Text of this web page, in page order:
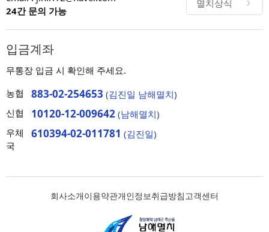
24간 문의 가능
멸치상식
입금계좌
무통장 입금 시 확인해 주세요.
농협
883-02-254653 (김진일 남해멸치)
신협
10120-12-009642 (남해멸치)
우체
국
610394-02-011781 (김진일)
회사소개이용약관개인정보취급방침고객센터